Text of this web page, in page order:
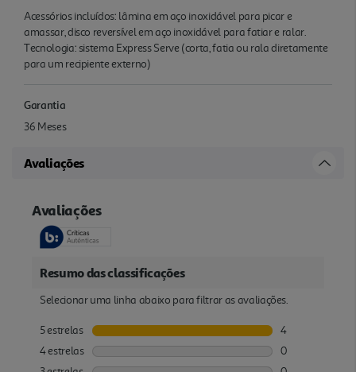
Acessórios incluídos: lâmina em aço inoxidável para picar e
amassar, disco reversível em aço inoxidável para fatiar e ralar.
Tecnologia: sistema Express Serve (corta, fatia ou rala diretamente
para um recipiente externo)
Garantia
36 Meses
Avaliações